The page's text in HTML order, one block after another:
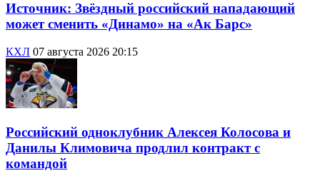
Источник: Звёздный российский нападающий
может сменить «Динамо» на «Ак Барс»
КХЛ 07 августа 2026 20:15
Российский одноклубник Алексея Колосова и
Данилы Климовича продлил контракт с
командой